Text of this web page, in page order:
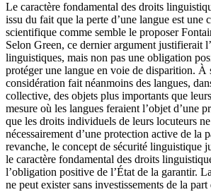
Le caractère fondamental des droits
issu du fait que la perte d’une langue est une
scientifique comme semble le proposer
Selon Green, ce dernier argument justifierait
linguistiques, mais non pas une obligation
protéger une langue en voie de disparition. À
considération fait néanmoins des langues,
collective, des objets plus importants que
mesure où les langues feraient l’objet d’une
que les droits individuels de leurs locuteurs
nécessairement d’une protection active de la
revanche, le concept de sécurité linguistique
le caractère fondamental des droits
l’obligation positive de l’État de la garantir.
ne peut exister sans investissements de la part